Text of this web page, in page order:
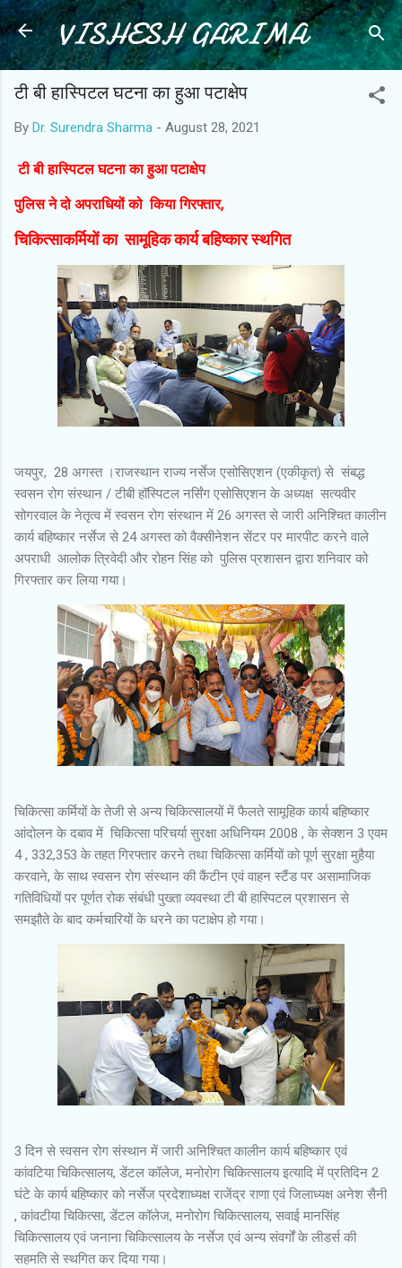
Skip to main content
VISHESH GARIMA
टी बी हास्पिटल घटना का हुआ पटाक्षेप
By Dr. Surendra Sharma - August 28, 2021
टी बी हास्पिटल घटना का हुआ पटाक्षेप
पुलिस ने दो अपराधियों को किया गिरफ्तार,
चिकित्साकर्मियों का सामूहिक कार्य बहिष्कार स्थगित
जयपुर, 28 अगस्त ।राजस्थान राज्य नर्सेज एसोसिएशन (एकीकृत) से संबद्ध
स्वसन रोग संस्थान / टीबी हॉस्पिटल नर्सिंग एसोसिएशन के अध्यक्ष सत्यवीर
सोगरवाल के नेतृत्व में स्वसन रोग संस्थान में 26 अगस्त से जारी अनिश्चित कालीन
कार्य बहिष्कार नर्सेज से 24 अगस्त को वैक्सीनेशन सेंटर पर मारपीट करने वाले
अपराधी आलोक त्रिवेदी और रोहन सिंह को पुलिस प्रशासन द्वारा शनिवार को
गिरफ्तार कर लिया गया।
चिकित्सा कर्मियों के तेजी से अन्य चिकित्सालयों में फैलते सामूहिक कार्य बहिष्कार
आंदोलन के दबाव में चिकित्सा परिचर्या सुरक्षा अधिनियम 2008 , के सेक्शन 3 एवम
4 , 332,353 के तहत गिरफ्तार करने तथा चिकित्सा कर्मियों को पूर्ण सुरक्षा मुहैया
करवाने, के साथ स्वसन रोग संस्थान की कैंटीन एवं वाहन स्टैंड पर असामाजिक
गतिविधियों पर पूर्णत रोक संबंधी पुख्ता व्यवस्था टी बी हास्पिटल प्रशासन से
समझौते के बाद कर्मचारियों के धरने का पटाक्षेप हो गया।
3 दिन से स्वसन रोग संस्थान में जारी अनिश्चित कालीन कार्य बहिष्कार एवं
कांवटिया चिकित्सालय, डेंटल कॉलेज, मनोरोग चिकित्सालय इत्यादि में प्रतिदिन 2
घंटे के कार्य बहिष्कार को नर्सेज प्रदेशाध्यक्ष राजेंद्र राणा एवं जिलाध्यक्ष अनेश सैनी
, कांवटीया चिकित्सा, डेंटल कॉलेज, मनोरोग चिकित्सालय, सवाई मानसिंह
चिकित्सालय एवं जनाना चिकित्सालय के नर्सेज एवं अन्य संवर्गों के लीडर्स की
सहमति से स्थगित कर दिया गया।